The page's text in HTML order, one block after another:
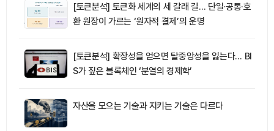
[토큰분석] 토큰화 세계의 세 갈래 길… 단일·공통·호
환 원장이 가르는 ‘원자적 결제’의 운명
[토큰분석] 확장성을 얻으면 탈중앙성을 잃는다… BI
S가 짚은 블록체인 ‘분열의 경제학’
자산을 모으는 기술과 지키는 기술은 다르다